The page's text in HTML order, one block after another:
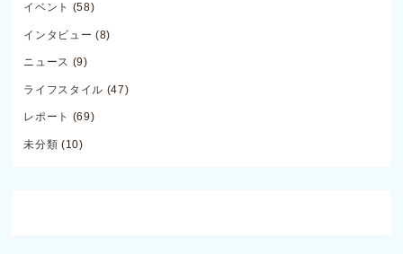
イベント (58)
インタビュー (8)
ニュース (9)
ライフスタイル (47)
レポート (69)
未分類 (10)